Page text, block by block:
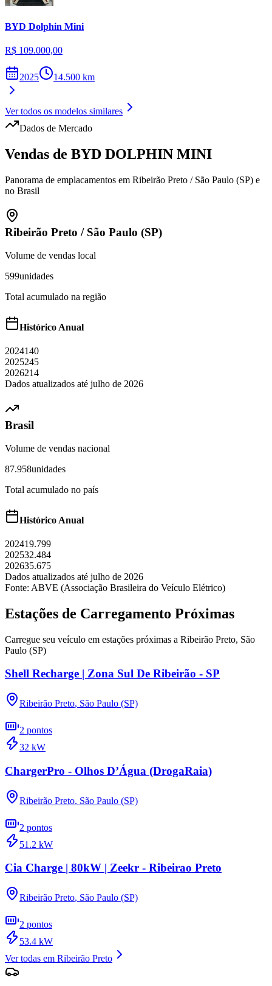
BYD Dolphin Mini
R$ 109.000,00
2025 14.500 km
Ver todos os modelos similares
Dados de Mercado
Vendas de BYD DOLPHIN MINI
Panorama de emplacamentos em Ribeirão Preto / São Paulo (SP) e
no Brasil
Ribeirão Preto / São Paulo (SP)
Volume de vendas local
599unidades
Total acumulado na região
Histórico Anual
2024140
2025245
2026214
Dados atualizados até julho de 2026
Brasil
Volume de vendas nacional
87.958unidades
Total acumulado no país
Histórico Anual
202419.799
202532.484
202635.675
Dados atualizados até julho de 2026
Fonte: ABVE (Associação Brasileira do Veículo Elétrico)
Estações de Carregamento Próximas
Carregue seu veículo em estações próximas a Ribeirão Preto, São
Paulo (SP)
Shell Recharge | Zona Sul De Ribeirão - SP
Ribeirão Preto, São Paulo (SP)
2 pontos
32 kW
ChargerPro - Olhos D’Água (DrogaRaia)
Ribeirão Preto, São Paulo (SP)
2 pontos
51.2 kW
Cia Charge | 80kW | Zeekr - Ribeirao Preto
Ribeirão Preto, São Paulo (SP)
2 pontos
53.4 kW
Ver todas em Ribeirão Preto